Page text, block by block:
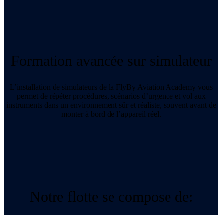
Formation avancée sur simulateur
L’installation de simulateurs de la FlyBy Aviation Academy vous
permet de répéter procédures, scénarios d’urgence et vol aux
instruments dans un environnement sûr et réaliste, souvent avant de
monter à bord de l’appareil réel.
Notre flotte se compose de: